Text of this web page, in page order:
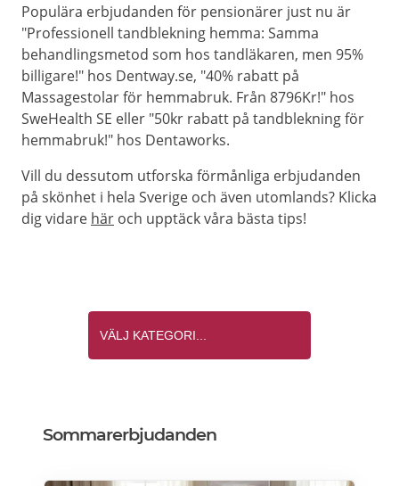
Populära erbjudanden för pensionärer just nu är
"Professionell tandblekning hemma: Samma
behandlingsmetod som hos tandläkaren, men 95%
billigare!" hos Dentway.se, "40% rabatt på
Massagestolar för hemmabruk. Från 8796Kr!" hos
SweHealth SE eller "50kr rabatt på tandblekning för
hemmabruk!" hos Dentaworks.
Vill du dessutom utforska förmånliga erbjudanden
på skönhet i hela Sverige och även utomlands? Klicka
dig vidare här och upptäck våra bästa tips!
Sommarerbjudanden